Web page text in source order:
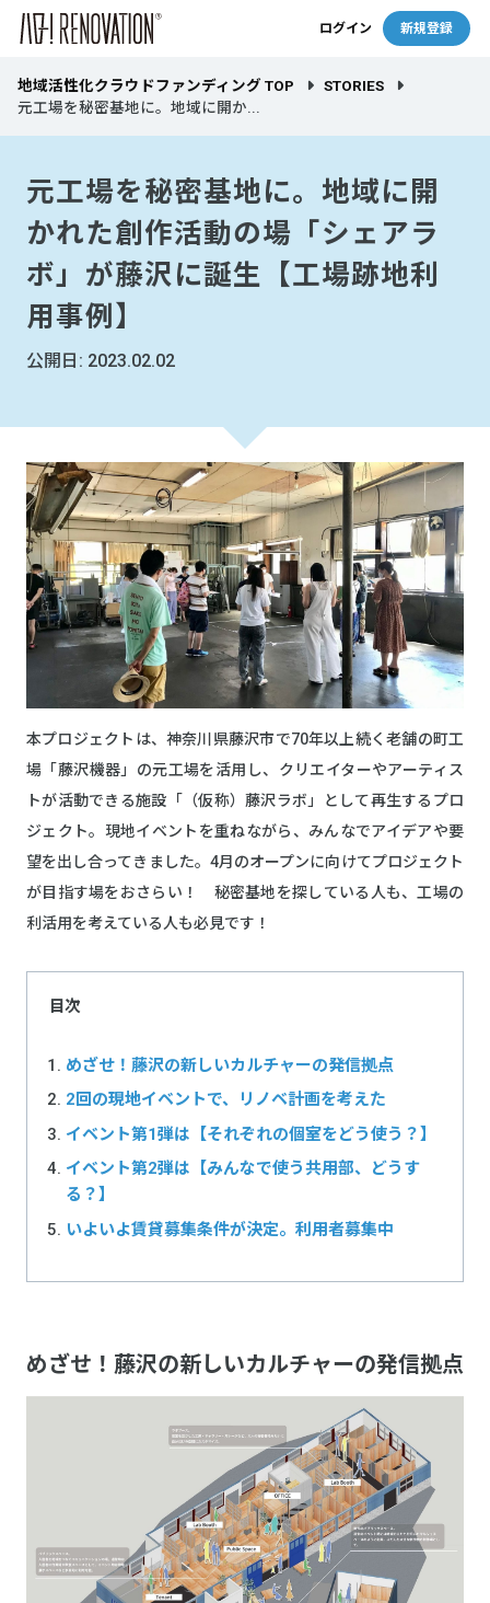
ログイン 新規登録
地域活性化クラウドファンディング TOP
STORIES
元工場を秘密基地に。地域に開か...
元工場を秘密基地に。地域に開
かれた創作活動の場「シェアラ
ボ」が藤沢に誕生【工場跡地利
用事例】
公開日: 2023.02.02
本プロジェクトは、神奈川県藤沢市で70年以上続く老舗の町工
場「藤沢機器」の元工場を活用し、クリエイターやアーティス
トが活動できる施設「（仮称）藤沢ラボ」として再生するプロ
ジェクト。現地イベントを重ねながら、みんなでアイデアや要
望を出し合ってきました。4月のオープンに向けてプロジェクト
が目指す場をおさらい！ 秘密基地を探している人も、工場の
利活用を考えている人も必見です！
目次
めざせ！藤沢の新しいカルチャーの発信拠点
2回の現地イベントで、リノベ計画を考えた
イベント第1弾は【それぞれの個室をどう使う？】
イベント第2弾は【みんなで使う共用部、どうす
る？】
いよいよ賃貸募集条件が決定。利用者募集中
めざせ！藤沢の新しいカルチャーの発信拠点